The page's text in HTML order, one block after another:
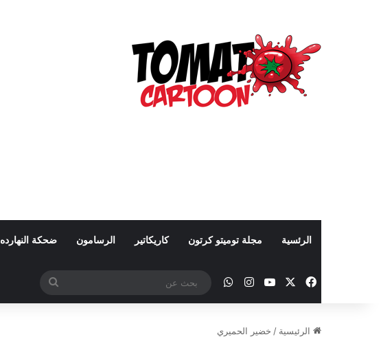
الرئسية مجلة توميتو كرتون كاريكاتير الرسامون ضحكة النهارده
فيسبوك ‫YouTube
انستقرامواتساب
بحث
عن
الرئيسية / خضير الحميري